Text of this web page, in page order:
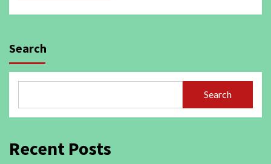
Search
Search
Recent Posts